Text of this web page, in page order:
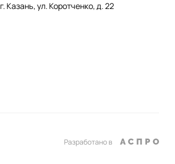
г. Казань, ул. Коротченко, д. 22
Разработано в